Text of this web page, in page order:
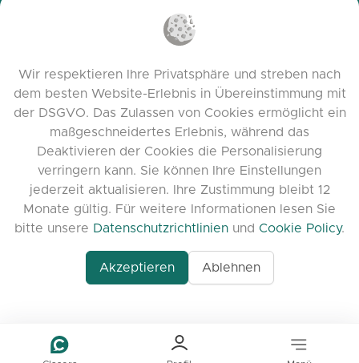
Release Notes
www.quora.com/
Agent-7/Maximizing-
of-education-
© 2026 clasora.com platform | Alle Rechte
vorbehalten | Developed byC9 Group
Wir respektieren Ihre Privatsphäre und streben nach
dem besten Website-Erlebnis in Übereinstimmung mit
der DSGVO. Das Zulassen von Cookies ermöglicht ein
maßgeschneidertes Erlebnis, während das
Deaktivieren der Cookies die Personalisierung
verringern kann. Sie können Ihre Einstellungen
jederzeit aktualisieren. Ihre Zustimmung bleibt 12
Monate gültig. Für weitere Informationen lesen Sie
bitte unsere Datenschutzrichtlinien und Cookie Policy.
Akzeptieren Ablehnen